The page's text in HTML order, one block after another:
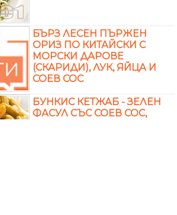
БЪРЗ ЛЕСЕН ПЪРЖЕН
ОРИЗ ПО КИТАЙСКИ С
МОРСКИ ДАРОВЕ
(СКАРИДИ), ЛУК, ЯЙЦА И
СОЕВ СОС
БУНКИС КЕТЖАБ - ЗЕЛЕН
ФАСУЛ СЪС СОЕВ СОС,